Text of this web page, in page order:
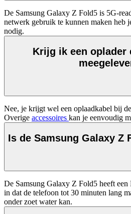
De Samsung Galaxy Z Fold5 is 5G-
netwerk gebruik te kunnen maken heb
nodig.
Krijg ik een oplader
Nee, je krijgt wel een oplaadkabel bij
Overige accessoires kan je eenvoudig
Is de Samsung Galaxy Z
De Samsung Galaxy Z Fold5 heeft
in dat de telefoon tot 30 minuten lang
onder zoet water kan.